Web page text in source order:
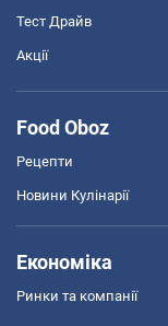
Тест Драйв
Акції
Food Oboz
Рецепти
Новини Кулінарії
Економіка
Ринки та компанії